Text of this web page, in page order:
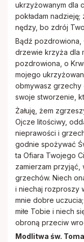
ukrzyżowanym dla
pokładam nadzieję;
nędzy, bo zdrój
Bądź pozdrowiona,
drzewie krzyża dla
pozdrowiona, o
mojego
obmywasz grzechy
swoje stworzenie,
Żałuję, żem
Ojcze litościwy,
nieprawości i
godnie spożywać
ta Ofiara Twojego
zamierzam przyjąć,
grzechów. Niech
i niechaj rozproszy
mnie dobre
miłe Tobie i niech
obroną przeciw
Modlitwa św.